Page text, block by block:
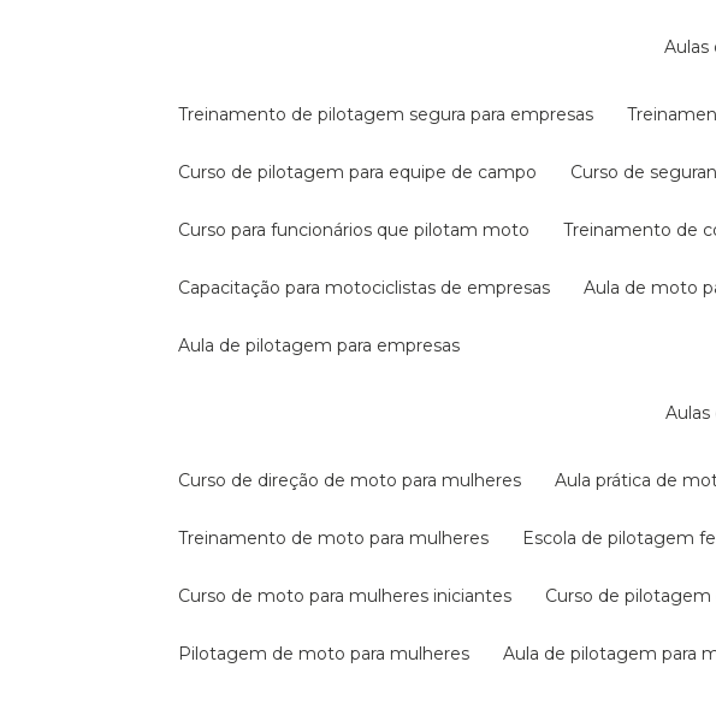
treinamento de pilotagem segura para empresas
curso de pilotagem para equipe de campo curso de
curso para funcionários que pilotam moto treinamento de
capacitação para motociclistas de empresas aula de moto
aula de pilotagem para empresas
curso de direção de moto para mulheres aula prática de
treinamento de moto para mulheres escola de pilotagem
curso de moto para mulheres iniciantes curso de
pilotagem de moto para mulheres aula de pilotagem para